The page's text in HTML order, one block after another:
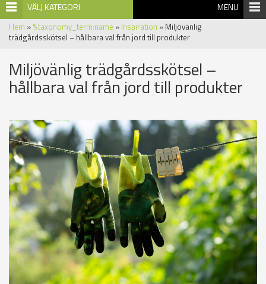
VÄLJ KATEGORI MENU
Hem » %taxonomy_term:name » Inspiration » Miljövänlig
trädgårdsskötsel – hållbara val från jord till produkter
Miljövänlig trädgårdsskötsel –
hållbara val från jord till produkter